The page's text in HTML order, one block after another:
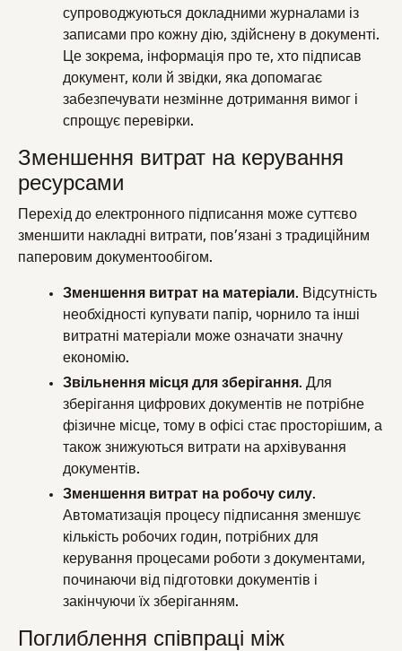
супроводжуються докладними журналами із
записами про кожну дію, здійснену в документі.
Це зокрема, інформація про те, хто підписав
документ, коли й звідки, яка допомагає
забезпечувати незмінне дотримання вимог і
спрощує перевірки.
Зменшення витрат на керування
ресурсами
Перехід до електронного підписання може суттєво
зменшити накладні витрати, пов’язані з традиційним
паперовим документообігом.
Зменшення витрат на матеріали. Відсутність
необхідності купувати папір, чорнило та інші
витратні матеріали може означати значну
економію.
Звільнення місця для зберігання. Для
зберігання цифрових документів не потрібне
фізичне місце, тому в офісі стає просторішим, а
також знижуються витрати на архівування
документів.
Зменшення витрат на робочу силу.
Автоматизація процесу підписання зменшує
кількість робочих годин, потрібних для
керування процесами роботи з документами,
починаючи від підготовки документів і
закінчуючи їх зберіганням.
Поглиблення співпраці між